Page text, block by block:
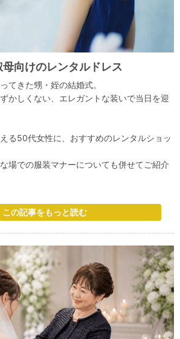
向けのレンタルドレス
てきた甥・姪の結婚式。
かしくない、エレガントな装いで当日を迎
る50代女性に、おすすめのレンタルショッ
場での服装マナーについても併せてご紹介
この記事をもっと読む